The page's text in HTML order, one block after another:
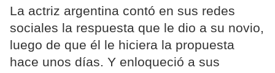
La actriz argentina contó en sus redes
sociales la respuesta que le dio a su novio,
luego de que él le hiciera la propuesta
hace unos días. Y enloqueció a sus